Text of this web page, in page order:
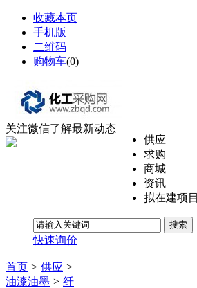
收藏本页
手机版
二维码
购物车(0)
关注微信了解最新动态
供应
求购
商城
资讯
拟在建项目
搜索
快速询价
首页 > 供应 >
油漆油墨 > 纤